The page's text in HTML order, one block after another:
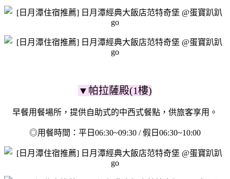
▼帕拉薩殿(1樓)
早餐用餐場所，提供自助式的中西式餐點，供旅客享用。
◎用餐時間：平日06:30~09:30 / 假日06:30~10:00